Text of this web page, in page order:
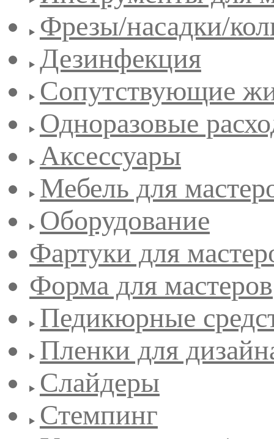
Фрезы/насадки/
Дезинфекция
Сопутствующие
Одноразовые
Аксессуары
Мебель для
Оборудование
Фартуки для
Форма для мастеров
Педикюрные
Пленки для
Слайдеры
Стемпинг